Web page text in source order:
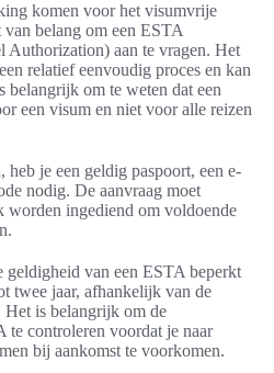
komen voor het visumvrije
van belang om een ESTA
Authorization) aan te vragen. Het
relatief eenvoudig proces en kan
belangrijk om te weten dat een
een visum en niet voor alle reizen
heb je een geldig paspoort, een e-
nodig. De aanvraag moet
worden ingediend om voldoende
geldigheid van een ESTA beperkt
twee jaar, afhankelijk van de
is belangrijk om de
te controleren voordat je naar
bij aankomst te voorkomen.